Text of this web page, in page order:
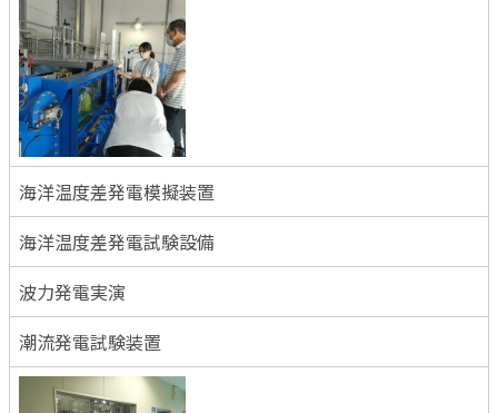
海洋温度差発電模擬装置
海洋温度差発電試験設備
波力発電実演
潮流発電試験装置